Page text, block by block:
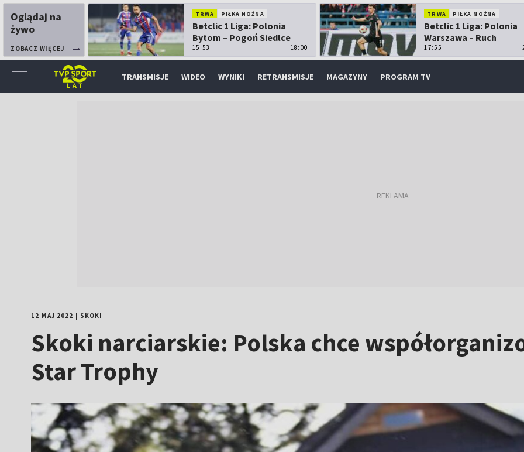
Oglądaj na
żywo
ZOBACZ WIĘCEJ
TRWA PIŁKA NOŻNA
Betclic 1 Liga: Polonia
Bytom – Pogoń Siedlce
15:53 18:00
TRWA PIŁKA NOŻNA
Betclic 1 Liga: Polonia
Warszawa – Ruch
Chorzów
17:55
TRANSMISJE WIDEO WYNIKI RETRANSMISJE MAGAZYNY PROGRAM TV
12 MAJ 2022 SKOKI
Skoki narciarskie: Polska chce
Star Trophy